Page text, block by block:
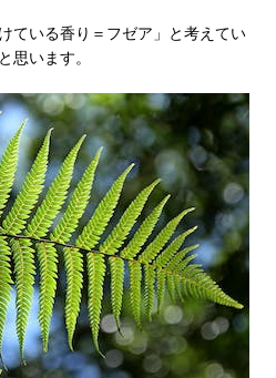
ている香り＝フゼア」と考えてい
思います。